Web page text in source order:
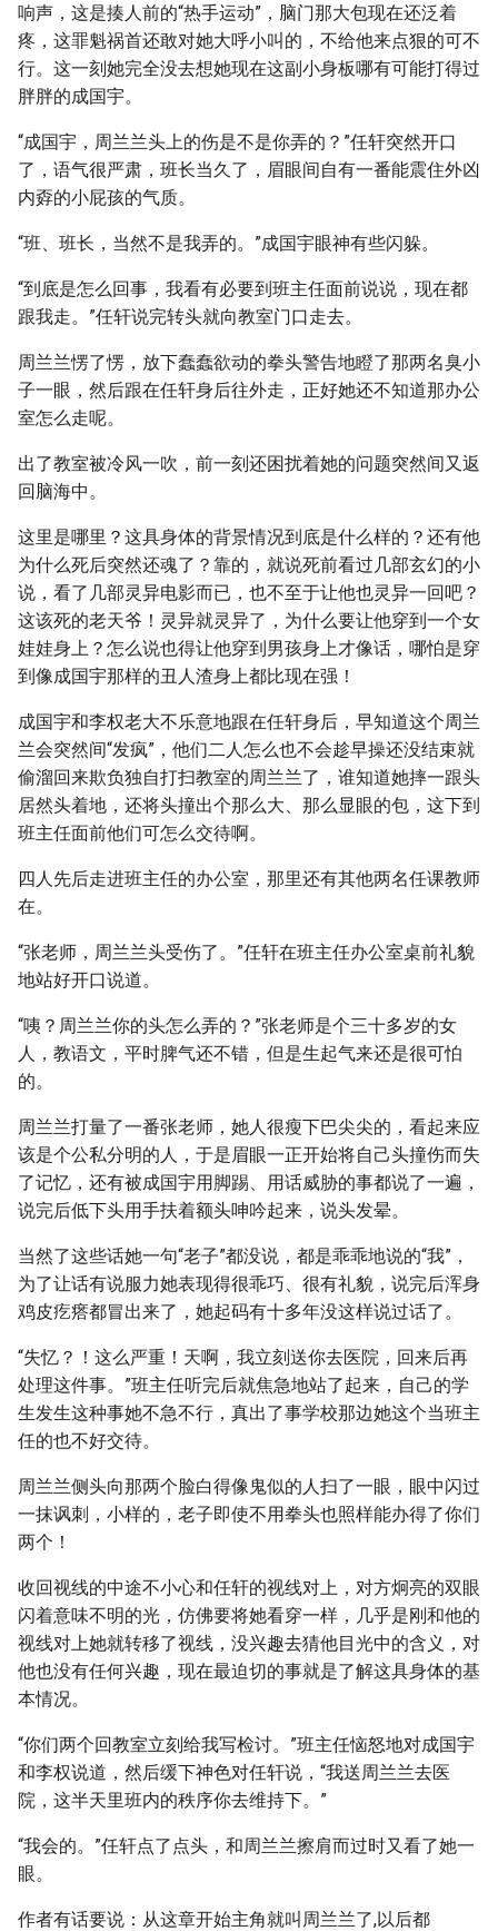
响声，这是揍人前的“热手运动”，脑门那大包现在还泛着
疼，这罪魁祸首还敢对她大呼小叫的，不给他来点狠的可不
行。这一刻她完全没去想她现在这副小身板哪有可能打得过
胖胖的成国宇。
“成国宇，周兰兰头上的伤是不是你弄的？”任轩突然开口
了，语气很严肃，班长当久了，眉眼间自有一番能震住外凶
内孬的小屁孩的气质。
“班、班长，当然不是我弄的。”成国宇眼神有些闪躲。
“到底是怎么回事，我看有必要到班主任面前说说，现在都
跟我走。”任轩说完转头就向教室门口走去。
周兰兰愣了愣，放下蠢蠢欲动的拳头警告地瞪了那两名臭小
子一眼，然后跟在任轩身后往外走，正好她还不知道那办公
室怎么走呢。
出了教室被冷风一吹，前一刻还困扰着她的问题突然间又返
回脑海中。
这里是哪里？这具身体的背景情况到底是什么样的？还有他
为什么死后突然还魂了？靠的，就说死前看过几部玄幻的小
说，看了几部灵异电影而已，也不至于让他也灵异一回吧？
这该死的老天爷！灵异就灵异了，为什么要让他穿到一个女
娃娃身上？怎么说也得让他穿到男孩身上才像话，哪怕是穿
到像成国宇那样的丑人渣身上都比现在强！
成国宇和李权老大不乐意地跟在任轩身后，早知道这个周兰
兰会突然间“发疯”，他们二人怎么也不会趁早操还没结束就
偷溜回来欺负独自打扫教室的周兰兰了，谁知道她摔一跟头
居然头着地，还将头撞出个那么大、那么显眼的包，这下到
班主任面前他们可怎么交待啊。
四人先后走进班主任的办公室，那里还有其他两名任课教师
在。
“张老师，周兰兰头受伤了。”任轩在班主任办公室桌前礼貌
地站好开口说道。
“咦？周兰兰你的头怎么弄的？”张老师是个三十多岁的女
人，教语文，平时脾气还不错，但是生起气来还是很可怕
的。
周兰兰打量了一番张老师，她人很瘦下巴尖尖的，看起来应
该是个公私分明的人，于是眉眼一正开始将自己头撞伤而失
了记忆，还有被成国宇用脚踢、用话威胁的事都说了一遍，
说完后低下头用手扶着额头呻吟起来，说头发晕。
当然了这些话她一句“老子”都没说，都是乖乖地说的“我”，
为了让话有说服力她表现得很乖巧、很有礼貌，说完后浑身
鸡皮疙瘩都冒出来了，她起码有十多年没这样说过话了。
“失忆？！这么严重！天啊，我立刻送你去医院，回来后再
处理这件事。”班主任听完后就焦急地站了起来，自己的学
生发生这种事她不急不行，真出了事学校那边她这个当班主
任的也不好交待。
周兰兰侧头向那两个脸白得像鬼似的人扫了一眼，眼中闪过
一抹讽刺，小样的，老子即使不用拳头也照样能办得了你们
两个！
收回视线的中途不小心和任轩的视线对上，对方炯亮的双眼
闪着意味不明的光，仿佛要将她看穿一样，几乎是刚和他的
视线对上她就转移了视线，没兴趣去猜他目光中的含义，对
他也没有任何兴趣，现在最迫切的事就是了解这具身体的基
本情况。
“你们两个回教室立刻给我写检讨。”班主任恼怒地对成国宇
和李权说道，然后缓下神色对任轩说，“我送周兰兰去医
院，这半天里班内的秩序你去维持下。”
“我会的。”任轩点了点头，和周兰兰擦肩而过时又看了她一
眼。
作者有话要说：从这章开始主角就叫周兰兰了,以后都